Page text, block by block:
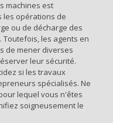
machines est
les opérations de
ou de décharge des
les agents en
de mener diverses
leur sécurité.
si les travaux
spécialisés. Ne
lequel vous n'êtes
soigneusement le